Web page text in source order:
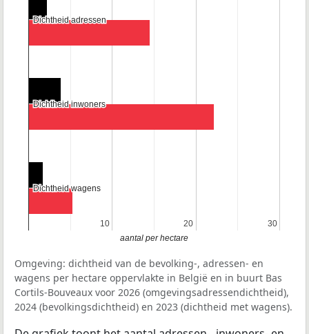
10
10 20
20 30
30
Dichtheid adressen
Dichtheid adressen
Dichtheid inwoners
Dichtheid inwoners
Dichtheid wagens
Dichtheid wagens
aantal per hectare
Omgeving: dichtheid van de bevolking-, adressen- en
wagens per hectare oppervlakte in België en in buurt Bas
Cortils-Bouveaux voor 2026 (omgevingsadressendichtheid),
2024 (bevolkingsdichtheid) en 2023 (dichtheid met wagens).